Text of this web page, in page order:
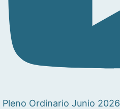
Pleno Ordinario Junio 2026